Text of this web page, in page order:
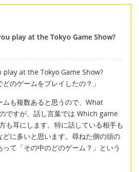
play at the Tokyo Game Show?
at the Tokyo Game Show?
どのゲームをプレイしたの？」
ムも複数あると思うので、What
ですが、話し言葉では Which game
も耳にします。特に話している相手も
どに多いと思います。尋ねた側の頭の
て「その中のどのゲーム？」という